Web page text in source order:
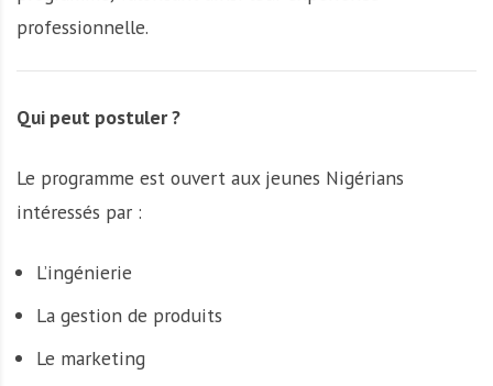
professionnelle.
Qui peut postuler ?
Le programme est ouvert aux jeunes Nigérians
intéressés par :
L’ingénierie
La gestion de produits
Le marketing